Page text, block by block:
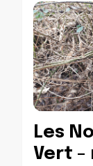
Les
Vert –